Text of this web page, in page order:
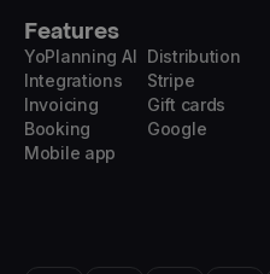
Features
YoPlanning AI
Integrations
Invoicing
Booking
Mobile app
Distribution
Stripe
Gift cards
Google